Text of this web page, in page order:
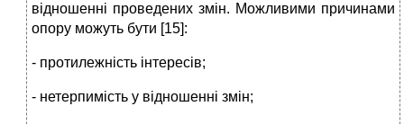
відношенні проведених змін. Можливими причинами
опору можуть бути [15]:
- протилежність інтересів;
- нетерпимість у відношенні змін;